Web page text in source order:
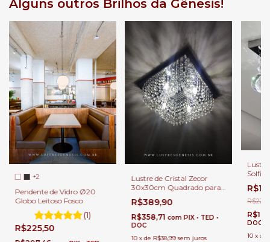
Alguns outros Brilhos da Gênesis!
+2
Pendente de Vidro Ø20
Globo Leitoso Fosco
(1)
R$225,50
Lustre de Cristal Zecor
30x30cm Quadrado para
Sala de Estar e Quartos
R$389,90
R$358,71 com PIX • TED •
DOC
10 xde R$38,99 sem juros
Solfist
DOC
10 x de